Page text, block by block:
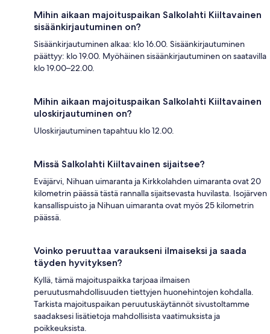
Mihin aikaan majoituspaikan Salkolahti Kiiltavainen
sisäänkirjautuminen on?
Sisäänkirjautuminen alkaa: klo 16.00. Sisäänkirjautuminen
päättyy: klo 19.00. Myöhäinen sisäänkirjautuminen on saatavilla
klo 19.00–22.00.
Mihin aikaan majoituspaikan Salkolahti Kiiltavainen
uloskirjautuminen on?
Uloskirjautuminen tapahtuu klo 12.00.
Missä Salkolahti Kiiltavainen sijaitsee?
Eväjärvi, Nihuan uimaranta ja Kirkkolahden uimaranta ovat 20
kilometrin päässä tästä rannalla sijaitsevasta huvilasta. Isojärven
kansallispuisto ja Nihuan uimaranta ovat myös 25 kilometrin
päässä.
Voinko peruuttaa varaukseni ilmaiseksi ja saada
täyden hyvityksen?
Kyllä, tämä majoituspaikka tarjoaa ilmaisen
peruutusmahdollisuuden tiettyjen huonehintojen kohdalla.
Tarkista majoituspaikan peruutuskäytännöt sivustoltamme
saadaksesi lisätietoja mahdollisista vaatimuksista ja
poikkeuksista.